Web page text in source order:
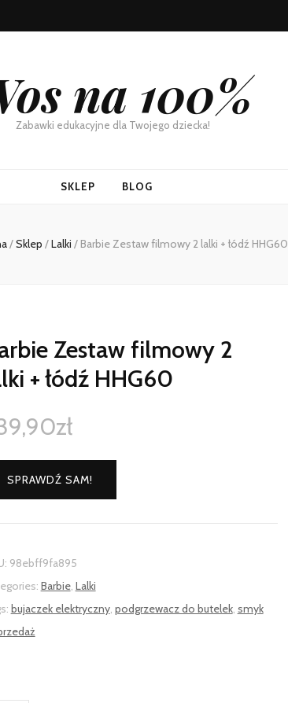
na 100%
Zabawki edukacyjne dla Twojego dziecka!
SKLEP BLOG
/Sklep /Lalki / Barbie Zestaw filmowy 2 lalki + łódź HHG60
Zestaw filmowy 2
+ łódź HHG60
zł
SPRAWDŹ SAM!
98ebff9fa895
Barbie, Lalki
bujaczek elektryczny, podgrzewacz do butelek, smyk